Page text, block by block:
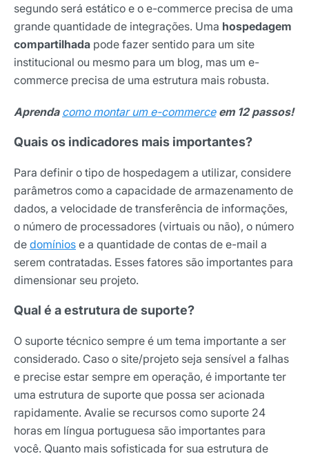
segundo será estático e o e-commerce precisa de uma
grande quantidade de integrações. Uma hospedagem
compartilhada pode fazer sentido para um site
institucional ou mesmo para um blog, mas um e-
commerce precisa de uma estrutura mais robusta.
Aprenda como montar um e-commerceem 12 passos!
Quais os indicadores mais importantes?
Para definir o tipo de hospedagem a utilizar, considere
parâmetros como a capacidade de armazenamento de
dados, a velocidade de transferência de informações,
o número de processadores (virtuais ou não), o número
de domínios e a quantidade de contas de e-mail a
serem contratadas. Esses fatores são importantes para
dimensionar seu projeto.
Qual é a estrutura de suporte?
O suporte técnico sempre é um tema importante a ser
considerado. Caso o site/projeto seja sensível a falhas
e precise estar sempre em operação, é importante ter
uma estrutura de suporte que possa ser acionada
rapidamente. Avalie se recursos como suporte 24
horas em língua portuguesa são importantes para
você. Quanto mais sofisticada for sua estrutura de